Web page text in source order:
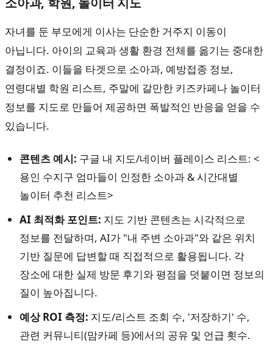
자녀를 둔 부모에게 이사는 단순한 거주지 이동이
아닙니다. 아이의 교육과 생활 환경 전체를 옮기는 중대한
결정이죠. 이들을 타겟으로 소아과, 예방접종 정보,
연령대별 학원 리스트, 주말에 갈만한 키즈카페나 놀이터
정보를 지도로 만들어 제공하면 폭발적인 반응을 얻을 수
있습니다.
콘텐츠 예시: 구글 내 지도/네이버 플레이스 리스트: <
용인 수지구 엄마들이 인정한 소아과 & 시간대별
놀이터 추천 리스트>
AI 최적화 포인트: 지도 기반 콘텐츠는 시각적으로
정보를 전달하며, AI가 "내 주변 소아과"와 같은 위치
기반 질문에 답변할 때 직접적으로 활용됩니다. 각
장소에 대한 실제 방문 후기와 평점을 덧붙이면 정보의
질이 높아집니다.
예상 ROI 측정: 지도/리스트 조회 수, '저장하기' 수,
관련 커뮤니티(맘카페 등)에서의 공유 및 언급 횟수.